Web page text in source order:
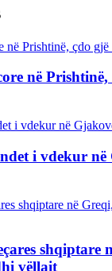
në Prishtinë,
i vdekur në
shqiptare
vëllait